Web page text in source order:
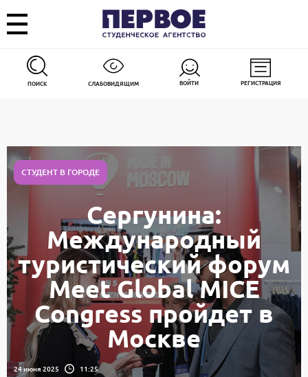
ПОИСК СЛАБОВИДЯЩИМ ВОЙТИ РЕГИСТРАЦИЯ
СТУДЕНТ В ГОРОДЕ
Сергунина:
Международный
туристический форум
Meet Global MICE
Congress пройдет в
Москве
24 июня 2025 11:25